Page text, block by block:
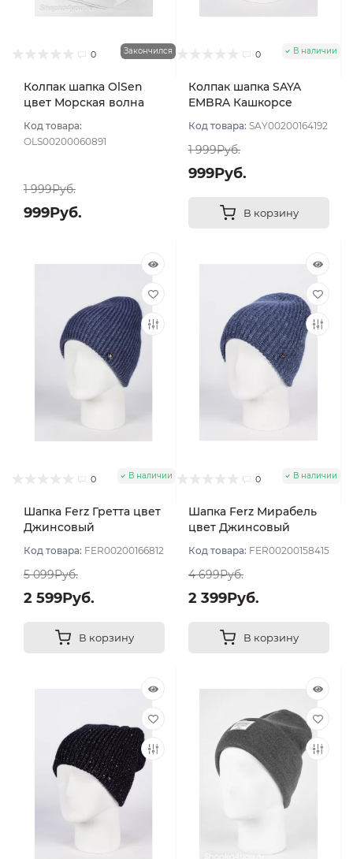
0 Закончился
Колпак шапка OlSen
цвет Морская волна
Код товара:
OLS00200060891
1 999Руб.
999Руб.
0 В наличии
Колпак шапка SAYA
EMBRA Кашкорсе
тёмный
Код товара: SAY00200164192
1 999Руб.
999Руб.
В корзину
0 В наличии
Шапка Ferz Гретта цвет
Джинсовый
Код товара: FER00200166812
5 099Руб.
2 599Руб.
В корзину
0 В наличии
Шапка Ferz Мирабель
цвет Джинсовый
Код товара: FER00200158415
4 699Руб.
2 399Руб.
В корзину